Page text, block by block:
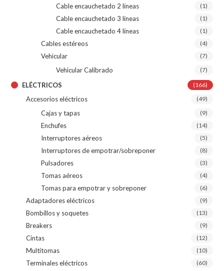
Cable encauchetado 2 líneas (1)
Cable encauchetado 3 líneas (1)
Cable encauchetado 4 líneas (1)
Cables estéreos (4)
Vehicular (7)
Vehicular Calibrado (7)
ELÉCTRICOS (166)
Accesorios eléctricos (49)
Cajas y tapas (9)
Enchufes (14)
Interruptores aéreos (5)
Interruptores de empotrar/sobreponer (8)
Pulsadores (3)
Tomas aéreos (4)
Tomas para empotrar y sobreponer (6)
Adaptadores eléctricos (9)
Bombillos y soquetes (13)
Breakers (9)
Cintas (12)
Multitomas (10)
Terminales eléctricos (60)